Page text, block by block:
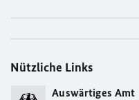
Nützliche Links
Auswärtiges Amt